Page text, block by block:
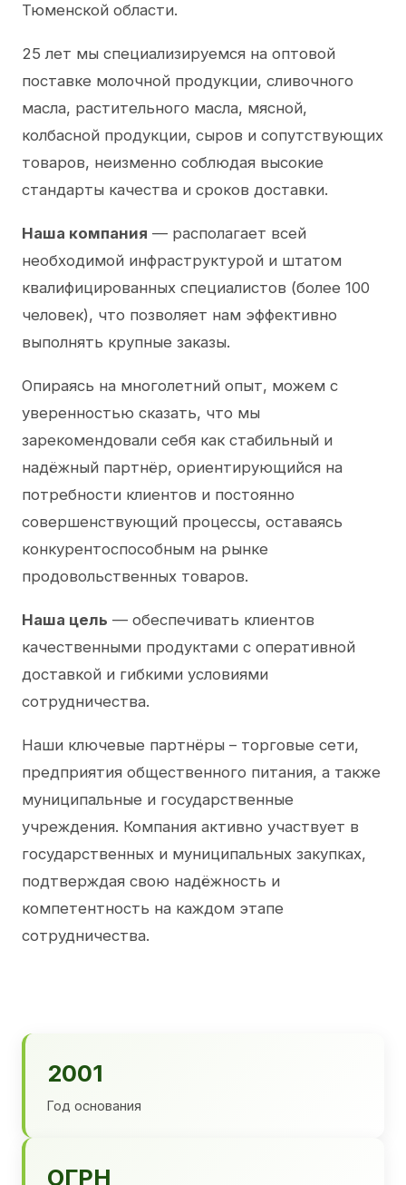
Тюменской области.
25 лет мы специализируемся на оптовой
поставке молочной продукции, сливочного
масла, растительного масла, мясной,
колбасной продукции, сыров и сопутствующих
товаров, неизменно соблюдая высокие
стандарты качества и сроков доставки.
Наша компания — располагает всей
необходимой инфраструктурой и штатом
квалифицированных специалистов (более 100
человек), что позволяет нам эффективно
выполнять крупные заказы.
Опираясь на многолетний опыт, можем с
уверенностью сказать, что мы
зарекомендовали себя как стабильный и
надёжный партнёр, ориентирующийся на
потребности клиентов и постоянно
совершенствующий процессы, оставаясь
конкурентоспособным на рынке
продовольственных товаров.
Наша цель — обеспечивать клиентов
качественными продуктами с оперативной
доставкой и гибкими условиями
сотрудничества.
Наши ключевые партнёры – торговые сети,
предприятия общественного питания, а также
муниципальные и государственные
учреждения. Компания активно участвует в
государственных и муниципальных закупках,
подтверждая свою надёжность и
компетентность на каждом этапе
сотрудничества.
2001
Год основания
ОГРН